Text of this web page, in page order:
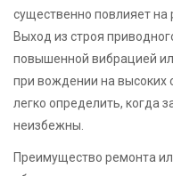
существенно повлияет
Выход из строя
повышенной вибрацией
при вождении на высоких
легко определить, когда
неизбежны.
Преимущество ремонта